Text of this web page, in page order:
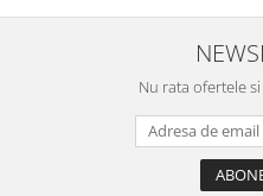
Nu rata ofertele